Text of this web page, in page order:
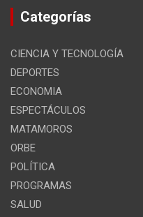
Categorías
CIENCIA Y TECNOLOGÍA
DEPORTES
ECONOMIA
ESPECTÁCULOS
MATAMOROS
ORBE
POLÍTICA
PROGRAMAS
SALUD